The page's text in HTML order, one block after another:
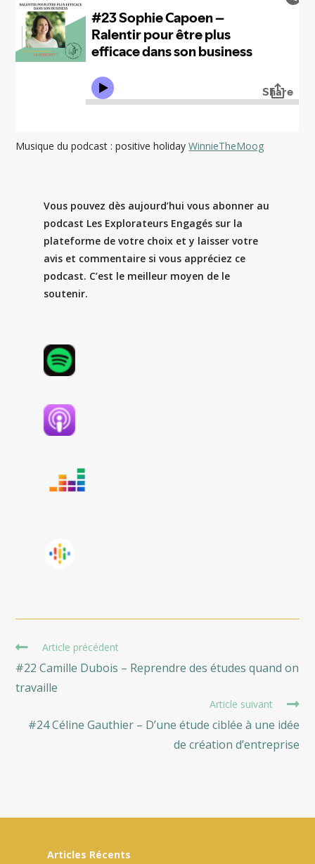
Musique du podcast : positive holidayWinnieTheMoog
Vous pouvez dès aujourd’hui vous abonner au
podcast Les Explorateurs Engagés sur la
plateforme de votre choix et y laisser votre
avis et commentaire si vous appréciez ce
podcast. C’est le meilleur moyen de le
soutenir.
Read
articles
Article précédent
#22 Camille Dubois – Reprendre des études quand on
travaille
Article suivant
#24 Céline Gauthier – D’une étude ciblée à une idée
de création d’entreprise
Articles Récents